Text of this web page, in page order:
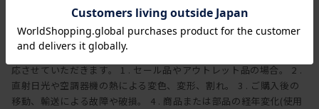
ましては、弊社の保証規定に従って無償で修理または交換させてい
ただきます。状況により、送料をご負担していただく場合がござい
ますので、予めご了承ください。保証期間内でも下記の内容に該当
する場合、また保証期間外の商品につきましては、有償にて修理対
応させていただきます。 1 . セール品やアウトレット品の場合。 2 .
直射日光や空調器機の熱による変色、変形、割れ。 3 . ご購入後の
移動、輸送による故障や破損。 4 . 商品または部品の経年変化(使用